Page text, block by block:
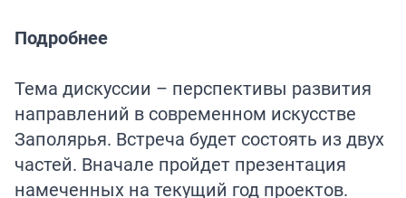
Подробнее
Тема дискуссии – перспективы развития
направлений в современном искусстве
Заполярья. Встреча будет состоять из двух
частей. Вначале пройдет презентация
намеченных на текущий год проектов.